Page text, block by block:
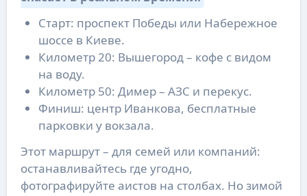
Старт: проспект Победы или Набережное
шоссе в Киеве.
Километр 20: Вышегород – кофе с видом
на воду.
Километр 50: Димер – АЗС и перекус.
Финиш: центр Иванкова, бесплатные
парковки у вокзала.
Этот маршрут – для семей или компаний:
останавливайтесь где угодно,
фотографируйте аистов на столбах. Но зимой